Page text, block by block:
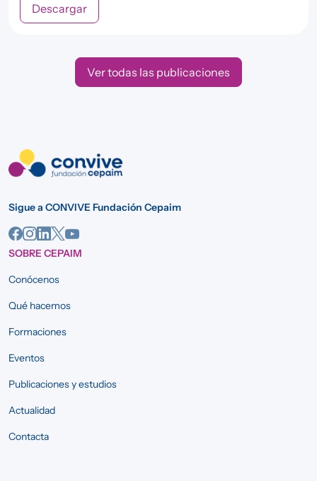
Descargar
Ver todas las publicaciones
Sigue a CONVIVE Fundación Cepaim
SOBRE CEPAIM
Conócenos
Qué hacemos
Formaciones
Eventos
Publicaciones y estudios
Actualidad
Contacta